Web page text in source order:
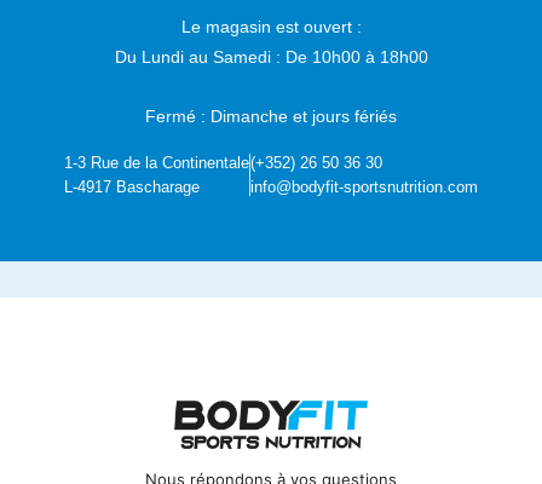
Le magasin est ouvert :
Du Lundi au Samedi : De 10h00 à 18h00
Fermé : Dimanche et jours fériés
1-3 Rue de la Continentale
L-4917 Bascharage
(+352) 26 50 36 30
info@bodyfit-sportsnutrition.com
Nous répondons à vos questions